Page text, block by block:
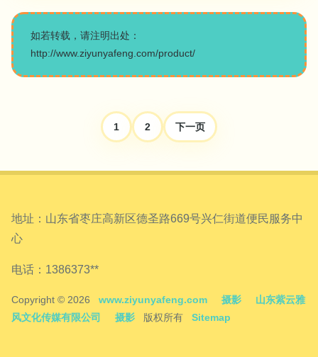
如若转载，请注明出处：
http://www.ziyunyafeng.com/product/
1 2 下一页
地址：山东省枣庄高新区德圣路669号兴仁街道便民服务中
心
电话：1386373**
Copyright © 2026 www.ziyunyafeng.com 摄影
山东紫云雅
风文化传媒有限公司
摄影 版权所有 Sitemap